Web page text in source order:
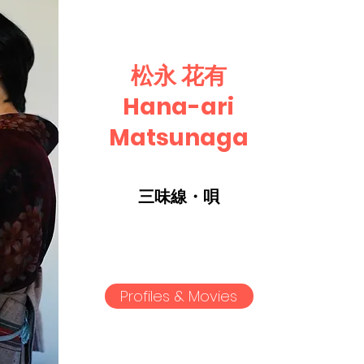
松永 花有
Hana-ari
Matsunaga
三味線・唄
Profiles & Movies